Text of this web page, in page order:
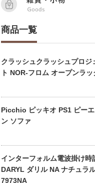
商品一覧
クラッシュクラッシュプロジ
ト NOR-フロム オープンラッ
Picchio ピッキオ PS1 ピー
ン ソファ
インターフォルム電波掛け時
DARYL ダリル NA ナチュラ
7973NA